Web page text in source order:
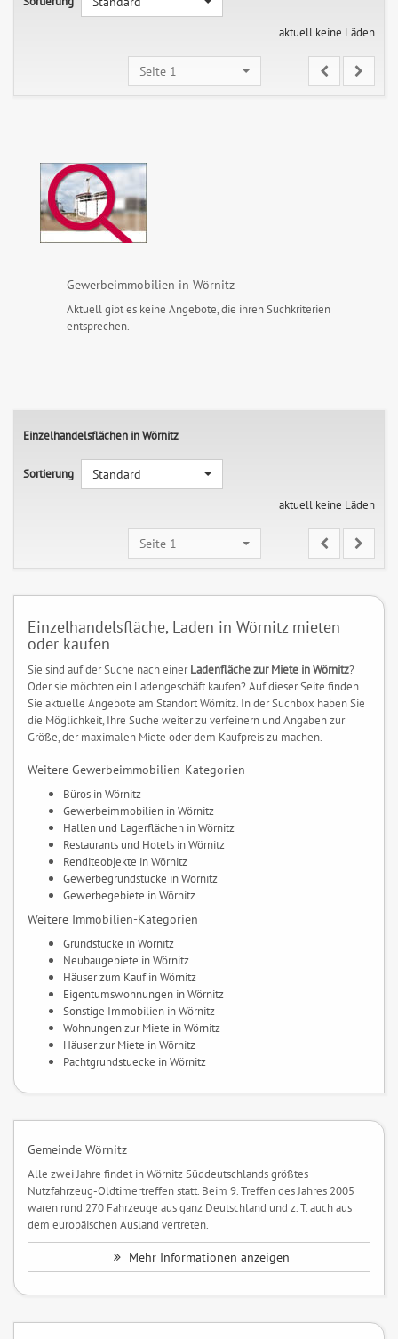
aktuell keine Läden
Seite 1
Gewerbeimmobilien in Wörnitz
Aktuell gibt es keine Angebote, die ihren Suchkriterien
entsprechen.
Einzelhandelsflächen in Wörnitz
Sortierung
Standard
aktuell keine Läden
Seite 1
Einzelhandelsfläche, Laden in Wörnitz mieten
oder kaufen
Sie sind auf der Suche nach einerLadenfläche zur Miete in Wörnitz?
Oder sie möchten ein Ladengeschäft kaufen? Auf dieser Seite finden
Sie aktuelle Angebote am Standort Wörnitz. In der Suchbox haben Sie
die Möglichkeit, Ihre Suche weiter zu verfeinern und Angaben zur
Größe, der maximalen Miete oder dem Kaufpreis zu machen.
Weitere Gewerbeimmobilien-Kategorien
Büros in Wörnitz
Gewerbeimmobilien in Wörnitz
Hallen und Lagerflächen in Wörnitz
Restaurants und Hotels in Wörnitz
Renditeobjekte in Wörnitz
Gewerbegrundstücke in Wörnitz
Gewerbegebiete in Wörnitz
Weitere Immobilien-Kategorien
Grundstücke in Wörnitz
Neubaugebiete in Wörnitz
Häuser zum Kauf in Wörnitz
Eigentumswohnungen in Wörnitz
Sonstige Immobilien in Wörnitz
Wohnungen zur Miete in Wörnitz
Häuser zur Miete in Wörnitz
Pachtgrundstuecke in Wörnitz
Gemeinde Wörnitz
Alle zwei Jahre findet in Wörnitz Süddeutschlands größtes
Nutzfahrzeug-Oldtimertreffen statt. Beim 9. Treffen des Jahres 2005
waren rund 270 Fahrzeuge aus ganz Deutschland und z. T. auch aus
dem europäischen Ausland vertreten.
Mehr Informationen anzeigen